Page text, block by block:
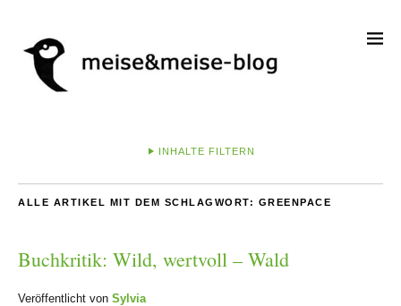
INHALTE FILTERN
ALLE ARTIKEL MIT DEM SCHLAGWORT: GREENPACE
Buchkritik: Wild, wertvoll – Wald
Veröffentlicht von Sylvia